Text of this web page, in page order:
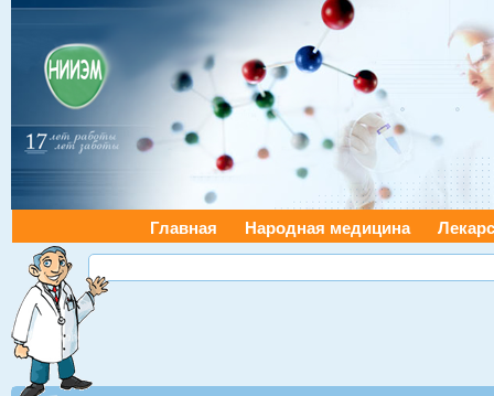
Главная Народная медицина